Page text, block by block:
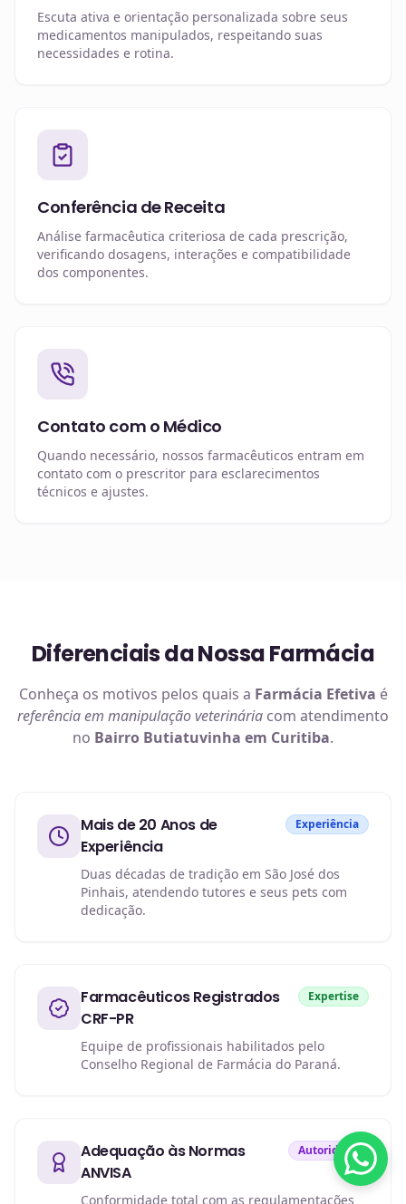
Escuta ativa e orientação personalizada sobre seus
medicamentos manipulados, respeitando suas
necessidades e rotina.
Conferência de Receita
Análise farmacêutica criteriosa de cada prescrição,
verificando dosagens, interações e compatibilidade
dos componentes.
Contato com o Médico
Quando necessário, nossos farmacêuticos entram em
contato com o prescritor para esclarecimentos
técnicos e ajustes.
Diferenciais da Nossa Farmácia
Conheça os motivos pelos quais a Farmácia Efetiva é
referência em manipulação veterinária com atendimento
no Bairro Butiatuvinha em Curitiba.
Mais de 20 Anos de
Experiência
Experiência
Duas décadas de tradição em São José dos
Pinhais, atendendo tutores e seus pets com
dedicação.
Farmacêuticos Registrados
CRF-PR
Expertise
Equipe de profissionais habilitados pelo
Conselho Regional de Farmácia do Paraná.
Adequação às Normas
ANVISA
Autoridade
Conformidade total com as regulamentações